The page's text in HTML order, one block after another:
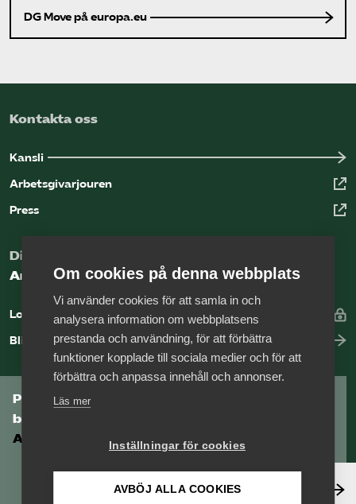
DG Move på europa.eu
Kontakta oss
Kansli
Arbetsgivarjouren
Press
Digital kunskapsbank för arbetsgivare
Arbetsgivarguiden
Logga in
Bli medlem
Prenumerera på Tågföretagens
branschnyhetsbrev
Aktuell info direkt i din inkorg.
Anmäl dig här
Om cookies på denna webbplats
Vi använder cookies för att samla in och
analysera information om webbplatsens
prestanda och användning, för att förbättra
funktioner kopplade till sociala medier och för att
förbättra och anpassa innehåll och annonser.
Läs mer
Inställningar för cookies
AVBÖJ ALLA COOKIES